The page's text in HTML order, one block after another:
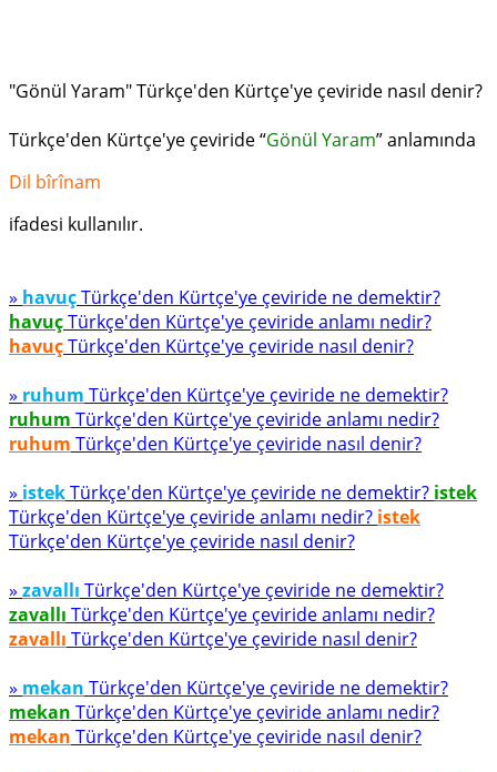
"Gönül Yaram" Türkçe'den Kürtçe'ye çeviride nasıl denir?
Türkçe'den Kürtçe'ye çeviride “Gönül Yaram” anlamında
Dil bîrînam
ifadesi kullanılır.
» havuçTürkçe'den Kürtçe'ye çeviride ne demektir?
havuçTürkçe'den Kürtçe'ye çeviride anlamı nedir?
havuçTürkçe'den Kürtçe'ye çeviride nasıl denir?
» ruhum Türkçe'den Kürtçe'ye çeviride ne demektir?
ruhum Türkçe'den Kürtçe'ye çeviride anlamı nedir?
ruhum Türkçe'den Kürtçe'ye çeviride nasıl denir?
» istekTürkçe'den Kürtçe'ye çeviride ne demektir? istek
Türkçe'den Kürtçe'ye çeviride anlamı nedir? istek
Türkçe'den Kürtçe'ye çeviride nasıl denir?
» zavallı Türkçe'den Kürtçe'ye çeviride ne demektir?
zavallı Türkçe'den Kürtçe'ye çeviride anlamı nedir?
zavallı Türkçe'den Kürtçe'ye çeviride nasıl denir?
» mekan Türkçe'den Kürtçe'ye çeviride ne demektir?
mekan Türkçe'den Kürtçe'ye çeviride anlamı nedir?
mekan Türkçe'den Kürtçe'ye çeviride nasıl denir?